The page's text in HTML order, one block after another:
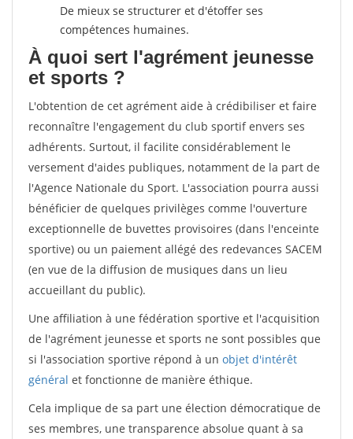
De mieux se structurer et d'étoffer ses
compétences humaines.
À quoi sert l'agrément jeunesse
et sports ?
L'obtention de cet agrément aide à crédibiliser et faire
reconnaître l'engagement du club sportif envers ses
adhérents. Surtout, il facilite considérablement le
versement d'aides publiques, notamment de la part de
l'Agence Nationale du Sport. L'association pourra aussi
bénéficier de quelques privilèges comme l'ouverture
exceptionnelle de buvettes provisoires (dans l'enceinte
sportive) ou un paiement allégé des redevances SACEM
(en vue de la diffusion de musiques dans un lieu
accueillant du public).
Une affiliation à une fédération sportive et l'acquisition
de l'agrément jeunesse et sports ne sont possibles que
si l'association sportive répond à un objet d'intérêt
général et fonctionne de manière éthique.
Cela implique de sa part une élection démocratique de
ses membres, une transparence absolue quant à sa